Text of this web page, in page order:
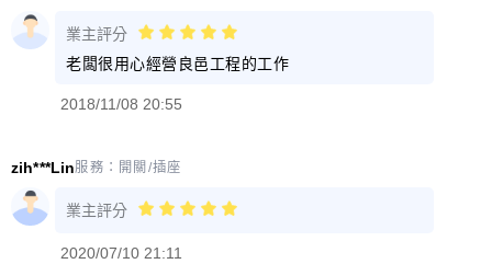
業主評分
老闆很用心經營良邑工程的工作
2018/11/08 20:55
zih***Lin服務： 開關/插座
業主評分
2020/07/10 21:11